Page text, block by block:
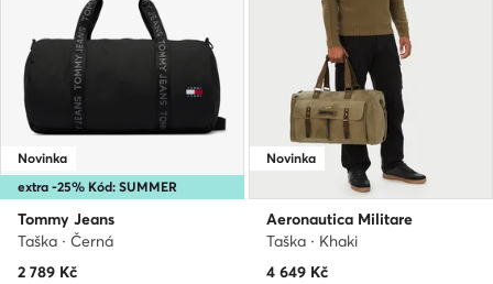
extra -25% Kód: SUMMER
Novinka
Tommy Jeans
Taška · Černá
2 789 Kč
Novinka
Aeronautica Militare
Taška · Khaki
4 649 Kč